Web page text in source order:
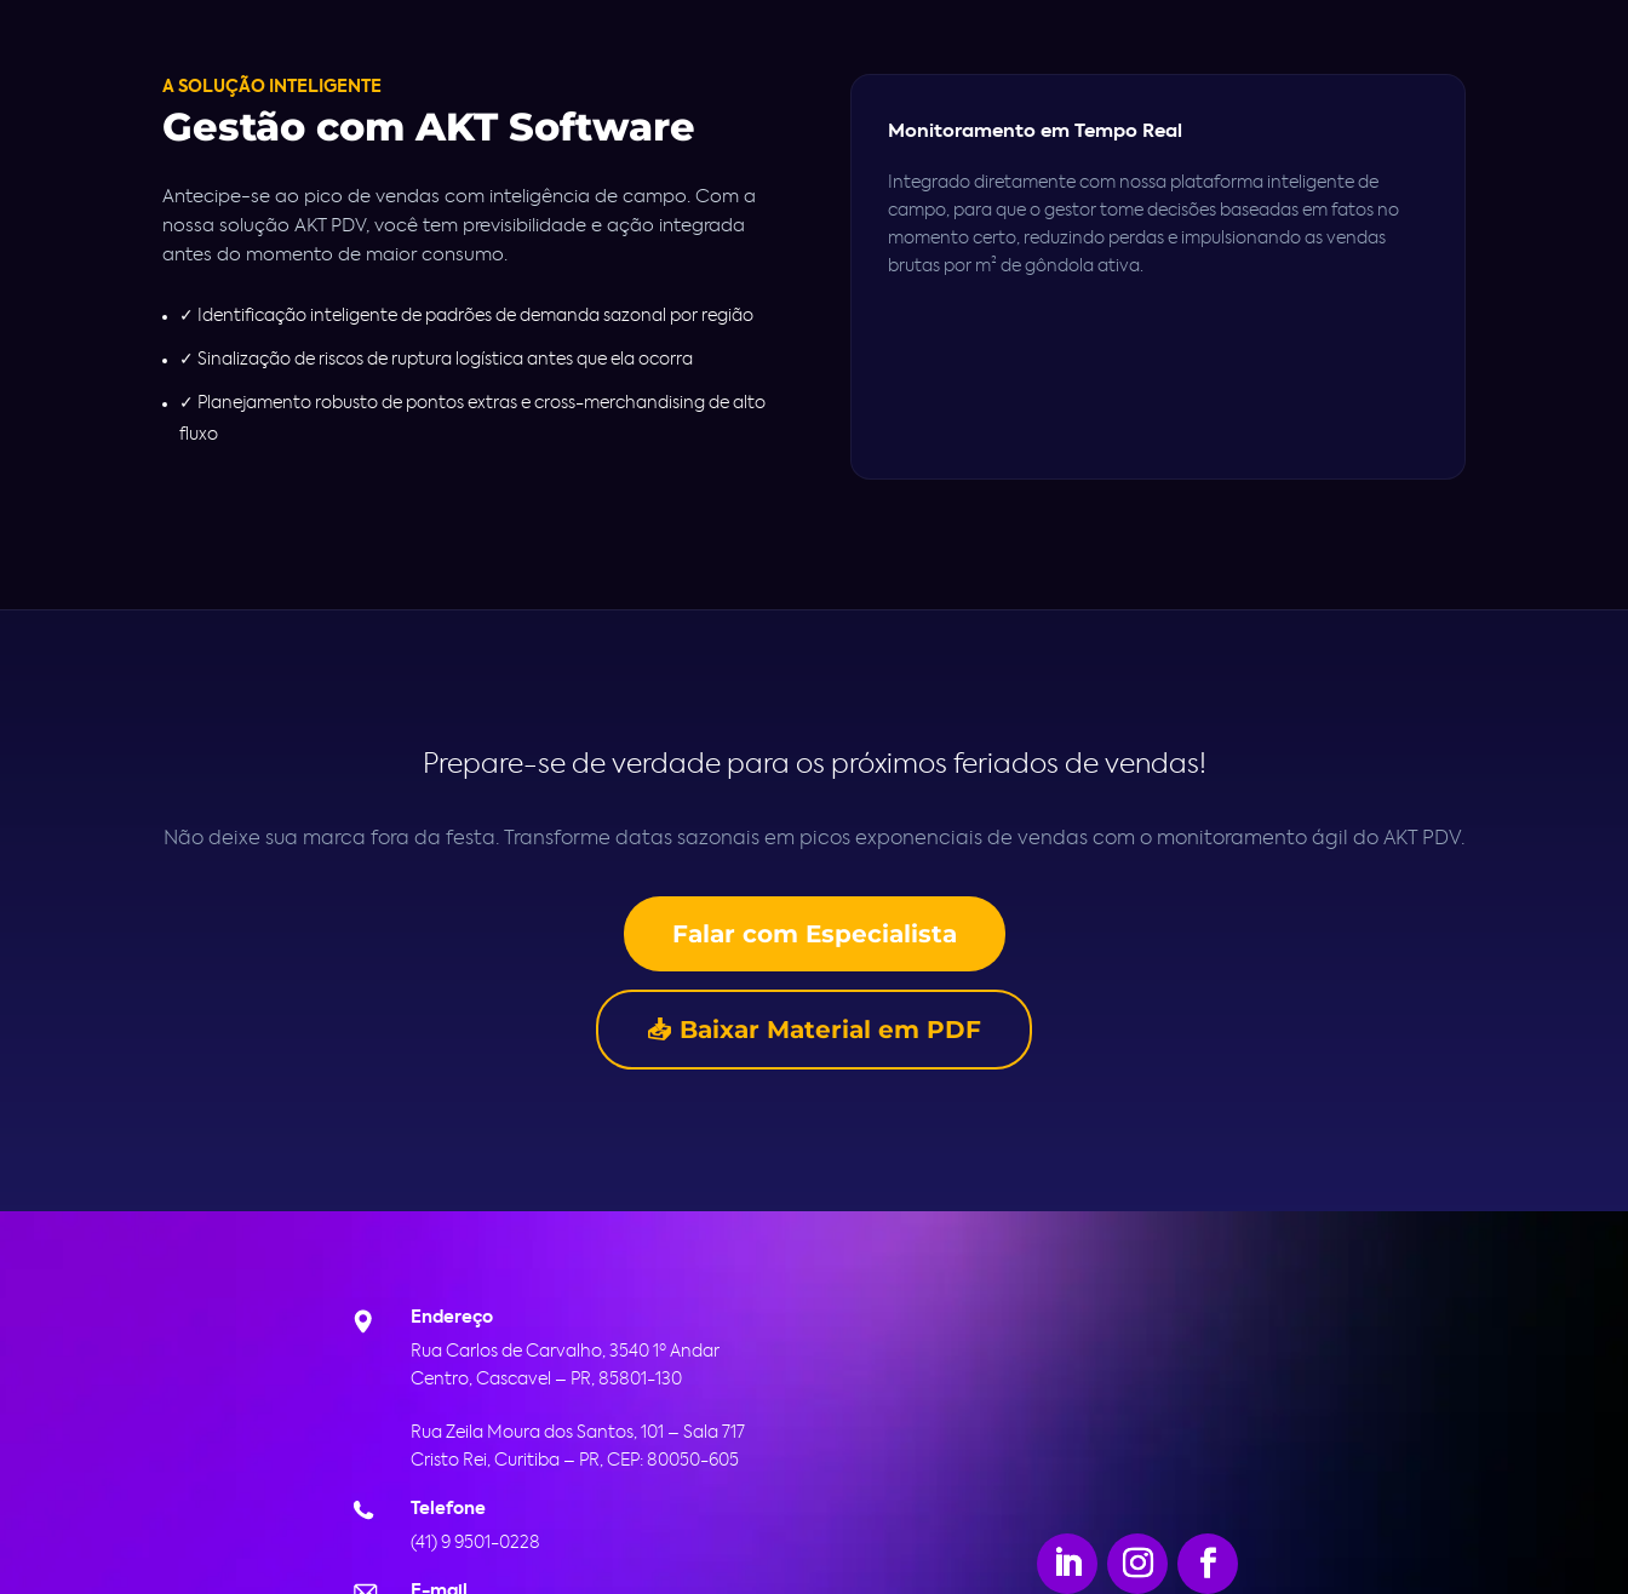
A SOLUÇÃO INTELIGENTE
Gestão com AKT Software
Antecipe-se ao pico de vendas com inteligência de campo. Com a
nossa solução AKT PDV, você tem previsibilidade e ação integrada
antes do momento de maior consumo.
✓ Identificação inteligente de padrões de demanda sazonal por região
✓ Sinalização de riscos de ruptura logística antes que ela ocorra
✓ Planejamento robusto de pontos extras e cross-merchandising de alto
fluxo
Monitoramento em Tempo Real
Integrado diretamente com nossa plataforma inteligente de
campo, para que o gestor tome decisões baseadas em fatos no
momento certo, reduzindo perdas e impulsionando as vendas
brutas por m² de gôndola ativa.
Prepare-se de verdade para os próximos feriados de vendas!
Não deixe sua marca fora da festa. Transforme datas sazonais em picos exponenciais de vendas com o monitoramento ágil do AKT PDV.
Falar com Especialista
📥 Baixar Material em PDF
Endereço
Rua Carlos de Carvalho, 3540 1º Andar
Centro, Cascavel – PR, 85801-130
Rua Zeila Moura dos Santos, 101 – Sala 717
Cristo Rei, Curitiba – PR, CEP: 80050-605
Telefone
(41) 9 9501-0228